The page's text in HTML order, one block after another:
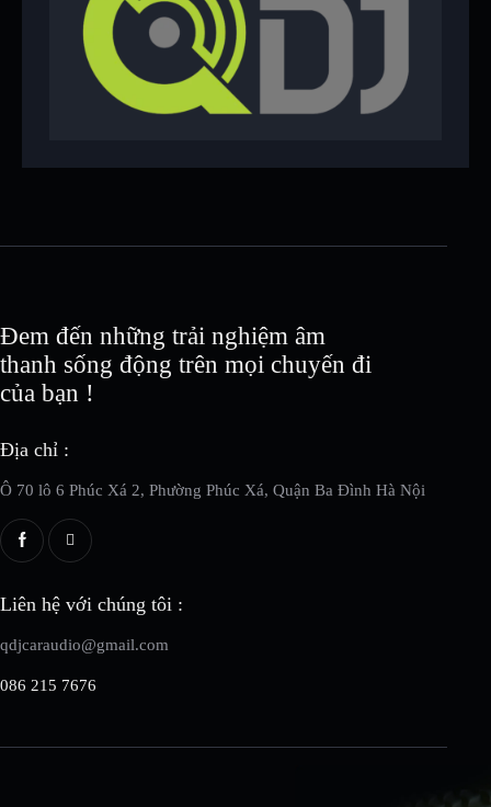
Đem đến những trải nghiệm âm
thanh sống động trên mọi chuyến đi
của bạn !
Địa chỉ :
Ô 70 lô 6 Phúc Xá 2, Phường Phúc Xá, Quận Ba Đình Hà Nội
Liên hệ với chúng tôi :
qdjcaraudio@gmail.com
086 215 7676